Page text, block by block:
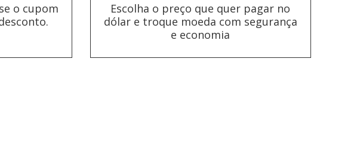
o cupom
Escolha o preço que quer pagar no
dólar e troque moeda com segurança
e economia